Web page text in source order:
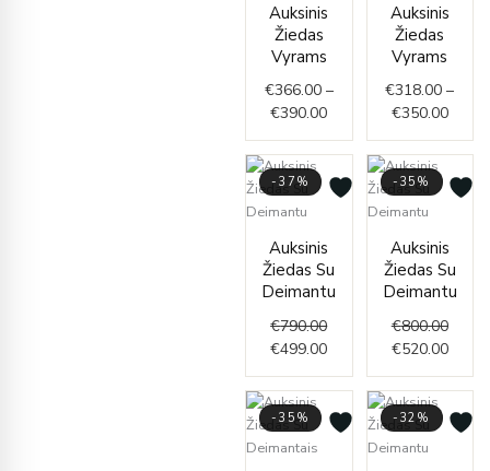
Auksinis
Žiedas
Vyrams
€366.00 –
€390.00
range:
€390.00
Auksinis
Žiedas
Vyrams
€318.00 –
€350.00
range:
-37%
Auksinis
Žiedas Su
Deimantu
€790.00
price
was:
€790.00.
€499.00
price
is:
€499.00.
-35%
Auksinis
Žiedas Su
Deimantu
€800.00
price
was:
€520.00
price
is:
-35% -32%